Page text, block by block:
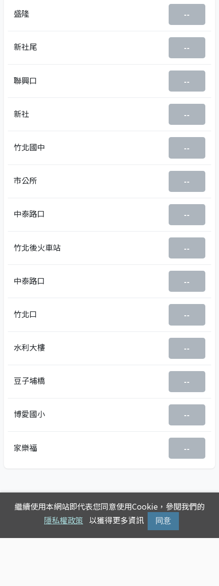
盛隆 --
新社尾 --
聯興口 --
新社 --
竹北國中 --
市公所 --
中泰路口 --
竹北後火車站 --
中泰路口 --
竹北口 --
水利大樓 --
豆子埔橋 --
博愛國小 --
家樂福 --
繼續使用本網站即代表您同意使用Cookie，參閱我們的
隱私權政策 以獲得更多資訊 同意